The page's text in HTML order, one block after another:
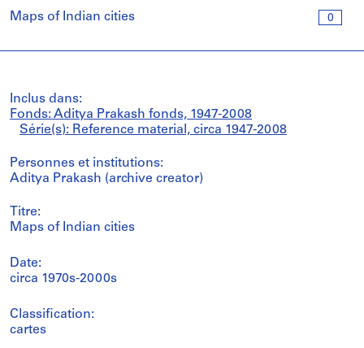
0
Maps of Indian cities
Inclus dans:
Fonds: Aditya Prakash fonds, 1947-2008
Série(s): Reference material, circa 1947-2008
Personnes et institutions:
Aditya Prakash (archive creator)
Titre:
Maps of Indian cities
Date:
circa 1970s-2000s
Classification:
cartes